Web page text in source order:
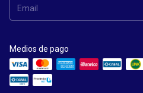
Medios de pago